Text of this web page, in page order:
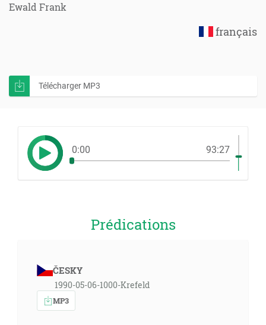
Ewald Frank
français
Télécharger MP3
0:00 93:27
Prédications
ČESKY
1990-05-06-1000-Krefeld
MP3